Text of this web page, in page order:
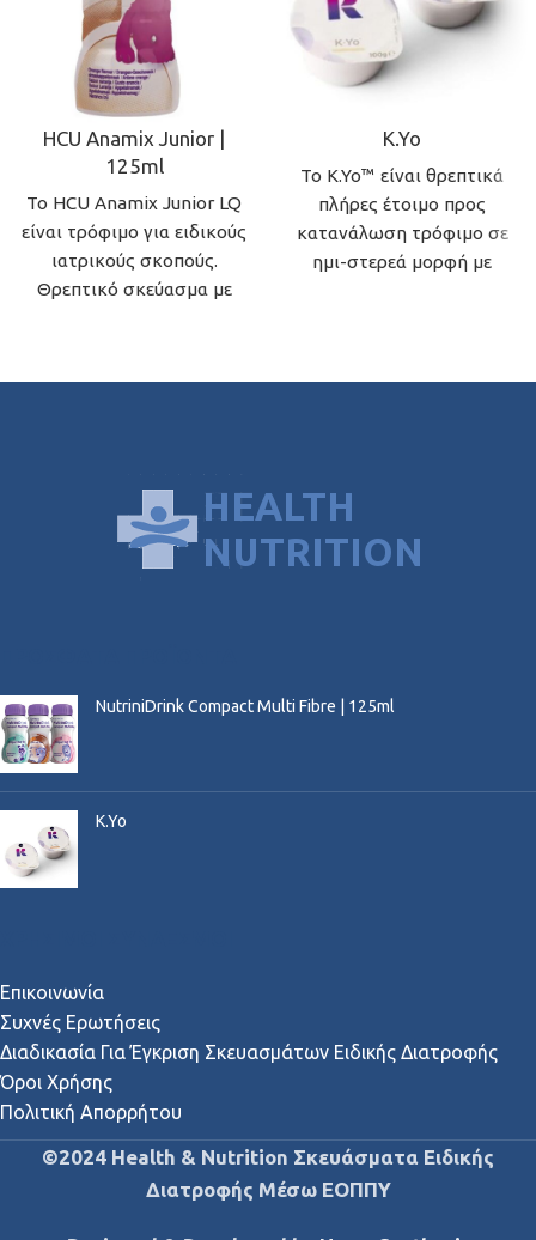
HCU Anamix Junior |
125ml
Το HCU Anamix Junior LQ
είναι τρόφιμο για ειδικούς
ιατρικούς σκοπούς.
Θρεπτικό σκεύασμα με
K.Yo
Το K.Yo™ είναι θρεπτικά
πλήρες έτοιμο προς
κατανάλωση τρόφιμο σε
ημι-στερεά μορφή με
NutriniDrink Compact Multi Fibre | 125ml
K.Yo
Επικοινωνία
Συχνές Ερωτήσεις
Διαδικασία Για Έγκριση Σκευασμάτων Ειδικής Διατροφής
Όροι Χρήσης
Πολιτική Απορρήτου
©2024 Health & Nutrition Σκευάσματα Ειδικής
Διατροφής Μέσω ΕΟΠΠΥ